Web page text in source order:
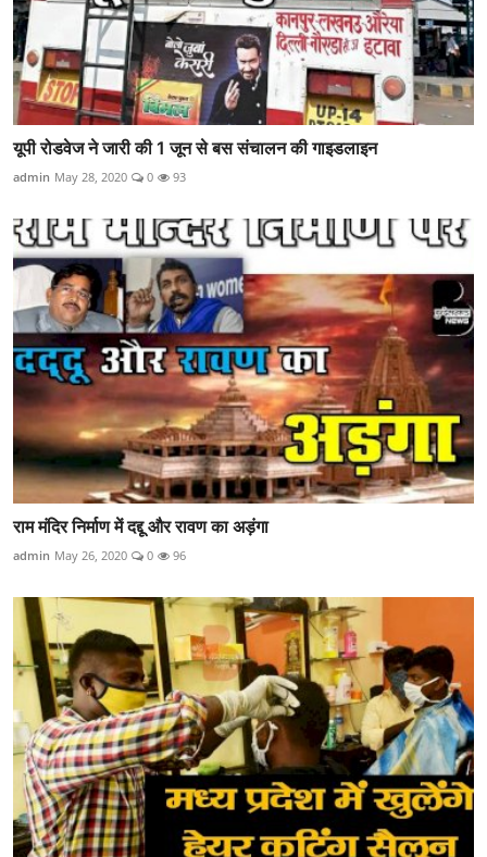
यूपी रोडवेज ने जारी की 1 जून से बस संचालन की गाइडलाइन
admin May 28, 2020 0 93
राम मंदिर निर्माण में दद्दू और रावण का अड़ंगा
admin May 26, 2020 0 96